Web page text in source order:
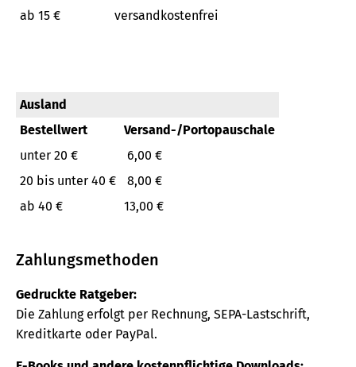
ab 15 €
versandkostenfrei
Ausland
Bestellwert
Versand-/Portopauschale
unter 20 €
6,00 €
20 bis unter 40 €
8,00 €
ab 40 €
13,00 €
Zahlungsmethoden
Gedruckte Ratgeber:
Die Zahlung erfolgt per Rechnung, SEPA-Lastschrift,
Kreditkarte oder PayPal.